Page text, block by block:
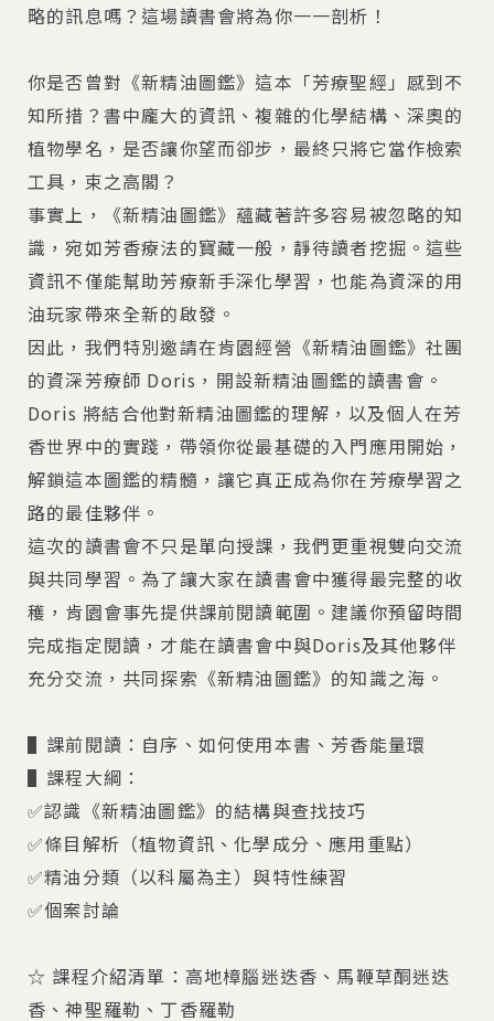
略的訊息嗎？這場讀書會將為你一一剖析！
你是否曾對《新精油圖鑑》這本「芳療聖經」感到不
知所措？書中龐大的資訊、複雜的化學結構、深奧的
植物學名，是否讓你望而卻步，最終只將它當作檢索
工具，束之高閣？
事實上，《新精油圖鑑》蘊藏著許多容易被忽略的知
識，宛如芳香療法的寶藏一般，靜待讀者挖掘。這些
資訊不僅能幫助芳療新手深化學習，也能為資深的用
油玩家帶來全新的啟發。
因此，我們特別邀請在肯園經營《新精油圖鑑》社團
的資深芳療師 Doris，開設新精油圖鑑的讀書會。
Doris 將結合他對新精油圖鑑的理解，以及個人在芳
香世界中的實踐，帶領你從最基礎的入門應用開始，
解鎖這本圖鑑的精髓，讓它真正成為你在芳療學習之
路的最佳夥伴。
這次的讀書會不只是單向授課，我們更重視雙向交流
與共同學習。為了讓大家在讀書會中獲得最完整的收
穫，肯園會事先提供課前閱讀範圍。建議你預留時間
完成指定閱讀，才能在讀書會中與Doris及其他夥伴
充分交流，共同探索《新精油圖鑑》的知識之海。
▌課前閱讀：自序、如何使用本書、芳香能量環
▌課程大綱：
✅認識《新精油圖鑑》的結構與查找技巧
✅條目解析（植物資訊、化學成分、應用重點）
✅精油分類（以科屬為主）與特性練習
✅個案討論
☆ 課程介紹清單：高地樟腦迷迭香、馬鞭草酮迷迭
香、神聖羅勒、丁香羅勒